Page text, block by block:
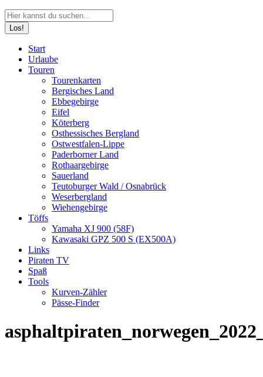
Search:
page
opens
page
opens
page
opens
Start
Urlaube
Touren
Tourenkarten
Bergisches Land
Ebbegebirge
Eifel
Köterberg
Osthessisches Bergland
Ostwestfalen-Lippe
Paderborner Land
Rothaargebirge
Sauerland
Teutoburger Wald / Osnabrück
Weserbergland
Wiehengebirge
Töffs
Yamaha XJ 900 (58F)
Kawasaki GPZ 500 S (EX500A)
Links
Piraten TV
Spaß
Tools
Kurven-Zähler
Pässe-Finder